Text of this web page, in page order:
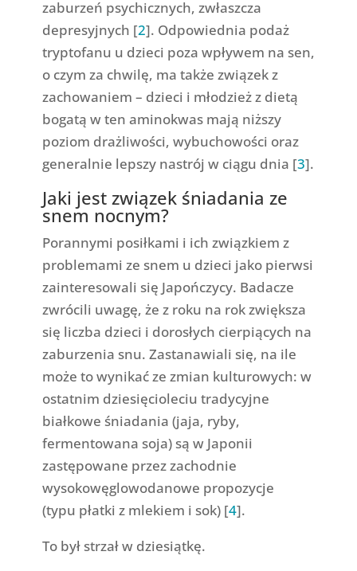
zaburzeń psychicznych, zwłaszcza
depresyjnych [2]. Odpowiednia podaż
tryptofanu u dzieci poza wpływem na sen,
o czym za chwilę, ma także związek z
zachowaniem – dzieci i młodzież z dietą
bogatą w ten aminokwas mają niższy
poziom drażliwości, wybuchowości oraz
generalnie lepszy nastrój w ciągu dnia [3].
Jaki jest związek śniadania ze
snem nocnym?
Porannymi posiłkami i ich związkiem z
problemami ze snem u dzieci jako pierwsi
zainteresowali się Japończycy. Badacze
zwrócili uwagę, że z roku na rok zwiększa
się liczba dzieci i dorosłych cierpiących na
zaburzenia snu. Zastanawiali się, na ile
może to wynikać ze zmian kulturowych: w
ostatnim dziesięcioleciu tradycyjne
białkowe śniadania (jaja, ryby,
fermentowana soja) są w Japonii
zastępowane przez zachodnie
wysokowęglowodanowe propozycje
(typu płatki z mlekiem i sok) [4].
To był strzał w dziesiątkę.